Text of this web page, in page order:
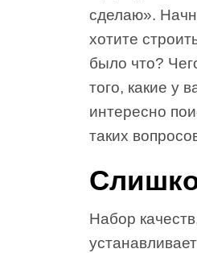
сделаю».
хотите
было что?
того, какие у
интересно
таких
Набор